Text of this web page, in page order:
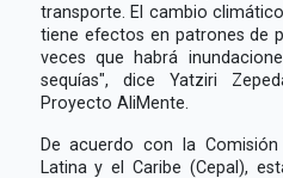
transporte. El cambio
tiene efectos en patrones de
veces que habrá
sequías", dice Yatziri
Proyecto AliMente.
De acuerdo con la
Latina y el Caribe (Cepal),